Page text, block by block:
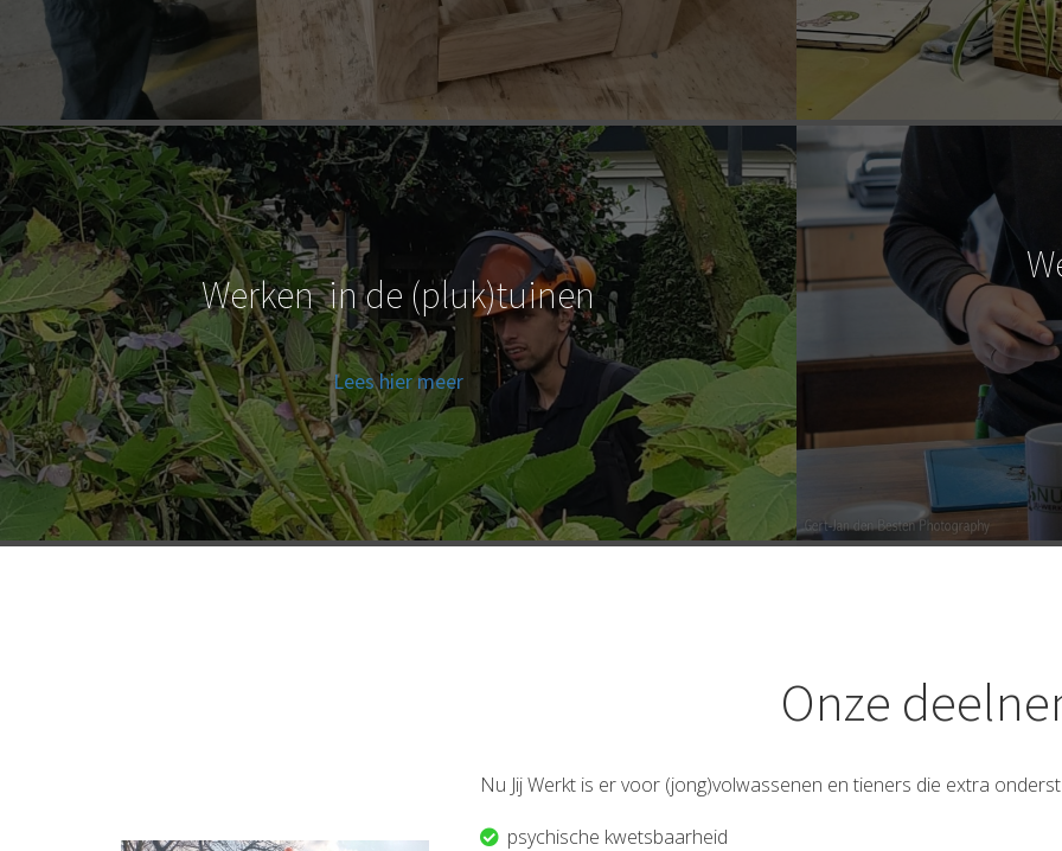
Werken in de (pluk)tuinen
Lees hier meer
Onze
Nu Jij Werkt is er voor (jong)volwassenen en tieners die extra
psychische kwetsbaarheid